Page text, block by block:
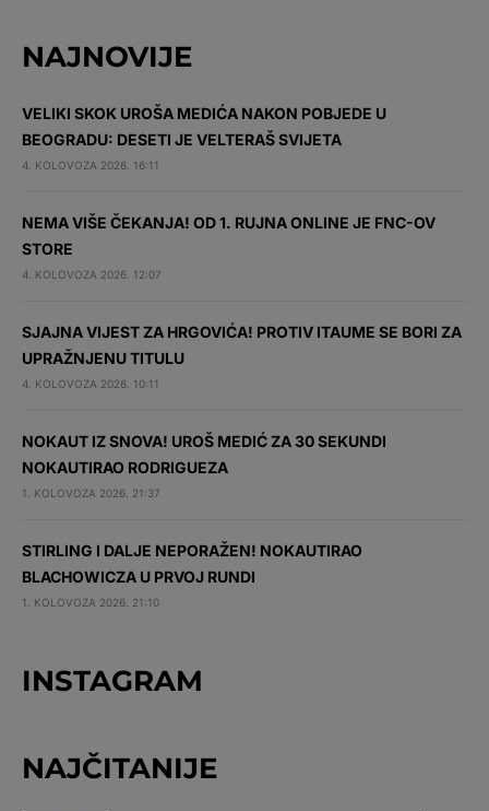
NAJNOVIJE
VELIKI SKOK UROŠA MEDIĆA NAKON POBJEDE U
BEOGRADU: DESETI JE VELTERAŠ SVIJETA
4. KOLOVOZA 2026. 16:11
NEMA VIŠE ČEKANJA! OD 1. RUJNA ONLINE JE FNC-OV
STORE
4. KOLOVOZA 2026. 12:07
SJAJNA VIJEST ZA HRGOVIĆA! PROTIV ITAUME SE BORI ZA
UPRAŽNJENU TITULU
4. KOLOVOZA 2026. 10:11
NOKAUT IZ SNOVA! UROŠ MEDIĆ ZA 30 SEKUNDI
NOKAUTIRAO RODRIGUEZA
1. KOLOVOZA 2026. 21:37
STIRLING I DALJE NEPORAŽEN! NOKAUTIRAO
BLACHOWICZA U PRVOJ RUNDI
1. KOLOVOZA 2026. 21:10
INSTAGRAM
NAJČITANIJE